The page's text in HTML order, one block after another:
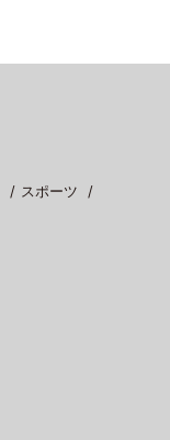
スポーツ